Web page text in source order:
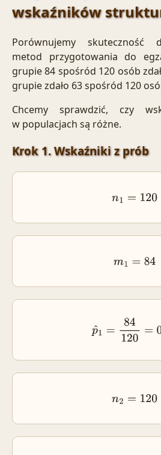
wskaźników
Porównujemy skuteczność
metod przygotowania do
grupie 84 spośród 120 osób
grupie zdało 63 spośród 120
Chcemy sprawdzić, czy
w populacjach są różne.
Krok 1. Wskaźniki z prób
n 1=120
m 1=84
84120 0,
n 2=120